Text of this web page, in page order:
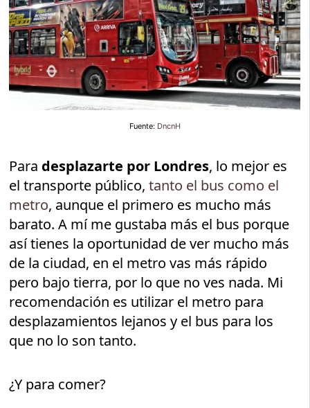
Fuente: DncnH
Para desplazarte por Londres, lo mejor es
el transporte público,tanto el bus como el
metro, aunque el primero es mucho más
barato. A mí me gustaba más el bus porque
así tienes la oportunidad de ver mucho más
de la ciudad, en el metro vas más rápido
pero bajo tierra, por lo que no ves nada. Mi
recomendación es utilizar el metro para
desplazamientos lejanos y el bus para los
que no lo son tanto.
¿Y para comer?